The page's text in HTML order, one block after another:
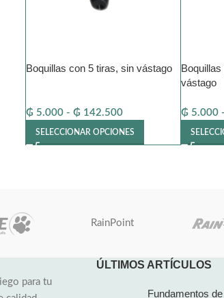
Boquillas con 5 tiras, sin vástago
₲5.000 - ₲142.500
SELECCIONAR OPCIONES
vástago
₲5.000 -
RainPoint
para tu
ÚLTIMOS ARTÍCULOS
Fundamentos